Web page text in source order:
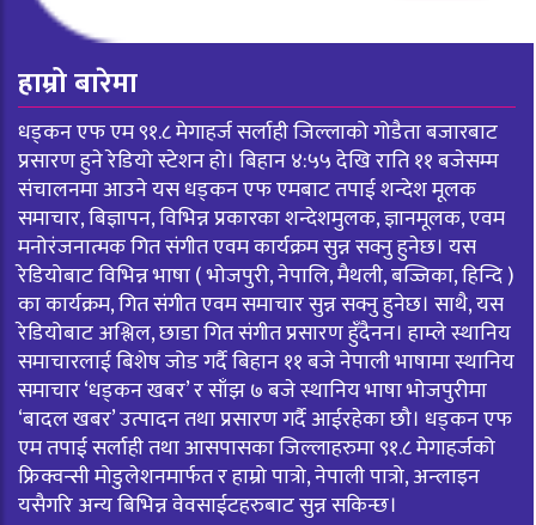
हाम्रो बारेमा
धड्कन एफ एम ९१.८ मेगाहर्ज सर्लाही जिल्लाको गोडैता बजारबाट
प्रसारण हुने रेडियो स्टेशन हो। बिहान ४:५५ देखि राति ११ बजेसम्म
संचालनमा आउने यस धड्कन एफ एमबाट तपाई शन्देश मूलक
समाचार, बिज्ञापन, विभिन्न प्रकारका शन्देशमुलक, ज्ञानमूलक, एवम
मनोरंजनात्मक गित संगीत एवम कार्यक्रम सुन्न सक्नु हुनेछ। यस
रेडियोबाट विभिन्न भाषा ( भोजपुरी, नेपालि, मैथली, बज्जिका, हिन्दि )
का कार्यक्रम, गित संगीत एवम समाचार सुन्न सक्नु हुनेछ। साथै, यस
रेडियोबाट अश्लिल, छाडा गित संगीत प्रसारण हुँदैनन। हाम्ले स्थानिय
समाचारलाई बिशेष जोड गर्दै बिहान ११ बजे नेपाली भाषामा स्थानिय
समाचार ‘धड्कन खबर’ र साँझ ७ बजे स्थानिय भाषा भोजपुरीमा
‘बादल खबर’ उत्पादन तथा प्रसारण गर्दै आईरहेका छौ। धड्कन एफ
एम तपाई सर्लाही तथा आसपासका जिल्लाहरुमा ९१.८ मेगाहर्जको
फ्रिक्वन्सी मोडुलेशनमार्फत र हाम्रो पात्रो, नेपाली पात्रो, अन्लाइन
यसैगरि अन्य बिभिन्न वेवसाईटहरुबाट सुन्न सकिन्छ।